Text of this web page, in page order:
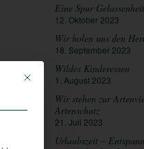
Eine Spur
12. Oktober 2023
Wir holen uns den
18. September 2023
Wildes Kinderessen
1. August 2023
Wir stehen zur
Artenschutz
21. Juli 2023
Urlaubszeit –
Mit diesem Button wird der